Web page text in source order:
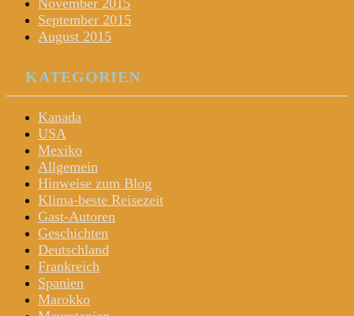
September 2015
August 2015
KATEGORIEN
Kanada
USA
Mexiko
Allgemein
Hinweise zum Blog
Klima-beste Reisezeit
Gast-Autoren
Geschichten
Deutschland
Frankreich
Spanien
Marokko